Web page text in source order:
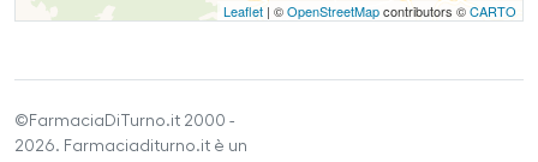
Leaflet | ©OpenStreetMapcontributors ©CARTO
©FarmaciaDiTurno.it 2000 -
2026. Farmaciaditurno.it è un